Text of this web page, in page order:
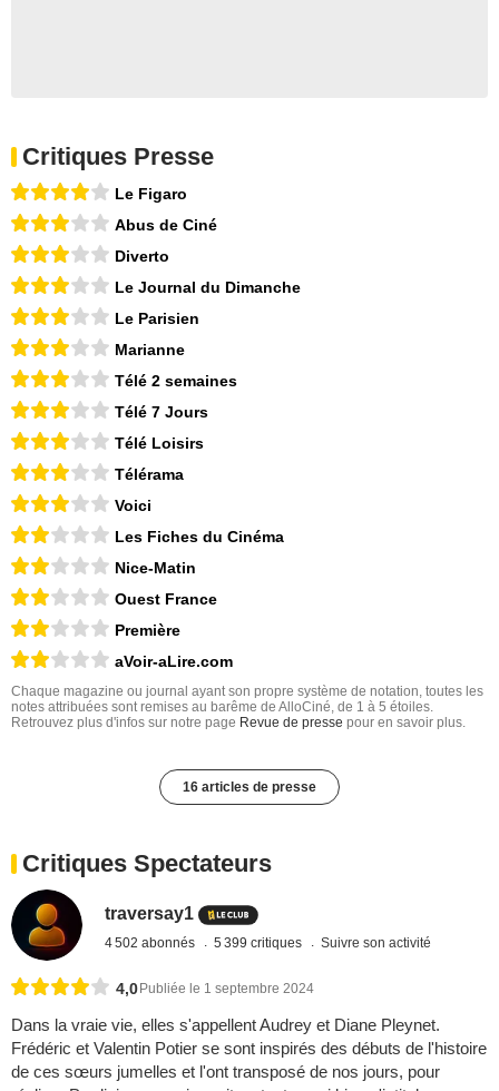
Critiques Presse
Le Figaro
Abus de Ciné
Diverto
Le Journal du Dimanche
Le Parisien
Marianne
Télé 2 semaines
Télé 7 Jours
Télé Loisirs
Télérama
Voici
Les Fiches du Cinéma
Nice-Matin
Ouest France
Première
aVoir-aLire.com
Chaque magazine ou journal ayant son propre système de notation, toutes les
notes attribuées sont remises au barême de AlloCiné, de 1 à 5 étoiles.
Retrouvez plus d'infos sur notre page Revue de presse pour en savoir plus.
16 articles de presse
Critiques Spectateurs
traversay1
4 502 abonnés 5 399 critiques Suivre son activité
4,0Publiée le 1 septembre 2024
Dans la vraie vie, elles s'appellent Audrey et Diane Pleynet.
Frédéric et Valentin Potier se sont inspirés des débuts de l'histoire
de ces sœurs jumelles et l'ont transposé de nos jours, pour